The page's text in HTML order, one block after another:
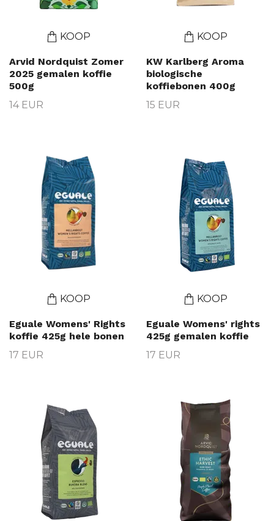
KOOP
Arvid Nordquist Zomer
2025 gemalen koffie
500g
14 EUR
KOOP
KW Karlberg Aroma
biologische
koffiebonen 400g
15 EUR
KOOP
Eguale Womens' Rights
koffie 425g hele bonen
17 EUR
KOOP
Eguale Womens' rights
425g gemalen koffie
17 EUR